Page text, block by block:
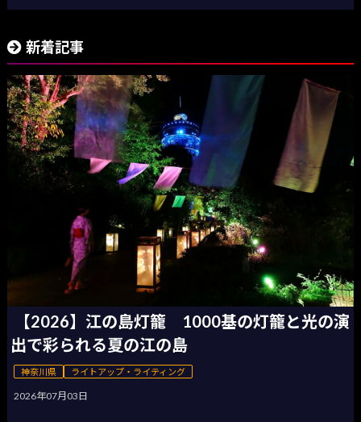
新着記事
【2026】江の島灯籠 1000基の灯籠と光の演
出で彩られる夏の江の島
神奈川県 ライトアップ・ライティング
2026年07月03日